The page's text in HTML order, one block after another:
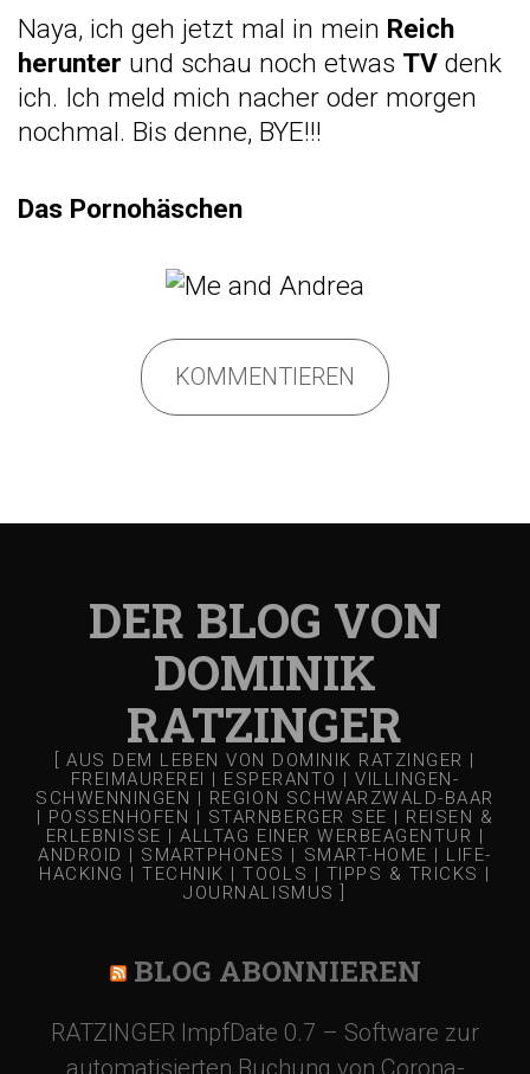
Naya, ich geh jetzt mal in mein Reich
herunter und schau noch etwas TV denk
ich. Ich meld mich nacher oder morgen
nochmal. Bis denne, BYE!!!
Das Pornohäschen
KOMMENTIEREN
DER BLOG VON
DOMINIK
RATZINGER
[ AUS DEM LEBEN VON DOMINIK RATZINGER |
FREIMAUREREI | ESPERANTO | VILLINGEN-
SCHWENNINGEN | REGION SCHWARZWALD-BAAR
| POSSENHOFEN | STARNBERGER SEE | REISEN &
ERLEBNISSE | ALLTAG EINER WERBEAGENTUR |
ANDROID | SMARTPHONES | SMART-HOME | LIFE-
HACKING | TECHNIK | TOOLS | TIPPS & TRICKS |
JOURNALISMUS ]
BLOG ABONNIEREN
RATZINGER ImpfDate 0.7 – Software zur
automatisierten Buchung von Corona-